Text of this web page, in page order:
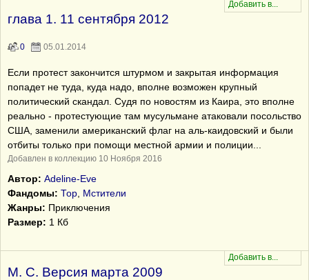
глава 1. 11 сентября 2012
0 05.01.2014
Если протест закончится штурмом и закрытая информация
попадет не туда, куда надо, вполне возможен крупный
политический скандал. Судя по новостям из Каира, это вполне
реально - протестующие там мусульмане атаковали посольство
США, заменили американский флаг на аль-каидовский и были
отбиты только при помощи местной армии и полиции...
Добавлен в коллекцию 10 Ноября 2016
Автор: Adeline-Eve
Фандомы: Тор Мстители
Жанры: Приключения
Размер: 1 Кб
М. С. Версия марта 2009